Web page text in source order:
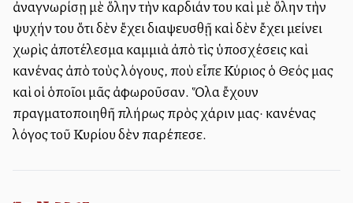
ἀναγνωρίσῃ μὲ ὅλην τὴν καρδιάν του καὶ μὲ ὅλην τὴν
ψυχήν του ὅτι δὲν ἔχει διαψευσθῇ καὶ δὲν ἔχει μείνει
χωρὶς ἀποτέλεσμα καμμιὰ ἀπὸ τὶς ὑποσχέσεις καὶ
κανένας ἀπὸ τοὺς λόγους, ποὺ εἶπε Κύριος ὁ Θεός μας
καὶ οἱ ὁποῖοι μᾶς ἀφωροῦσαν. Ὅλα ἔχουν
πραγματοποιηθῆ πλήρως πρὸς χάριν μας· κανένας
λόγος τοῦ Κυρίου δὲν παρέπεσε.